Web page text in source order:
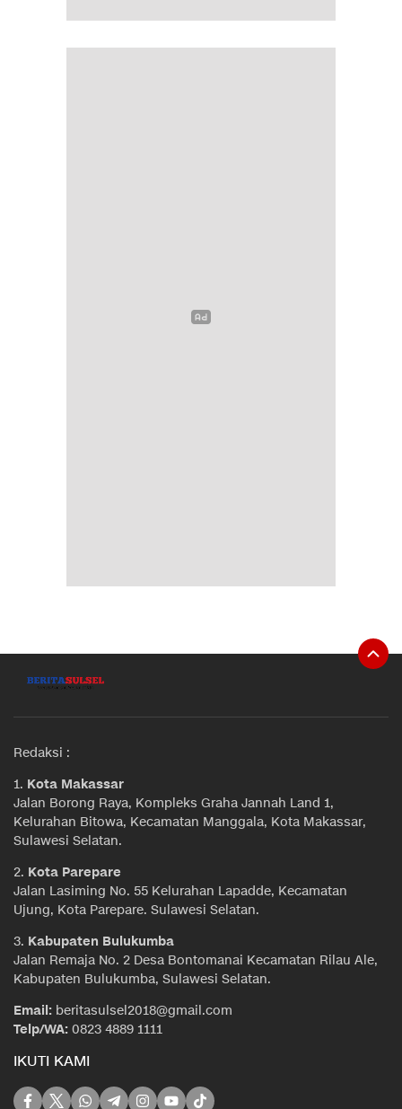
Redaksi :
1. Kota Makassar
Jalan Borong Raya, Kompleks Graha Jannah Land 1,
Kelurahan Bitowa, Kecamatan Manggala, Kota Makassar,
Sulawesi Selatan.
2. Kota Parepare
Jalan Lasiming No. 55 Kelurahan Lapadde, Kecamatan
Ujung, Kota Parepare. Sulawesi Selatan.
3. Kabupaten Bulukumba
Jalan Remaja No. 2 Desa Bontomanai Kecamatan Rilau Ale,
Kabupaten Bulukumba, Sulawesi Selatan.
Email: beritasulsel2018@gmail.com
Telp/WA: 0823 4889 1111
IKUTI KAMI